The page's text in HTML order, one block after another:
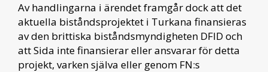
Av handlingarna i ärendet framgår dock att det
aktuella biståndsprojektet i Turkana finansieras
av den brittiska biståndsmyndigheten DFID och
att Sida inte finansierar eller ansvarar för detta
projekt, varken själva eller genom FN:s